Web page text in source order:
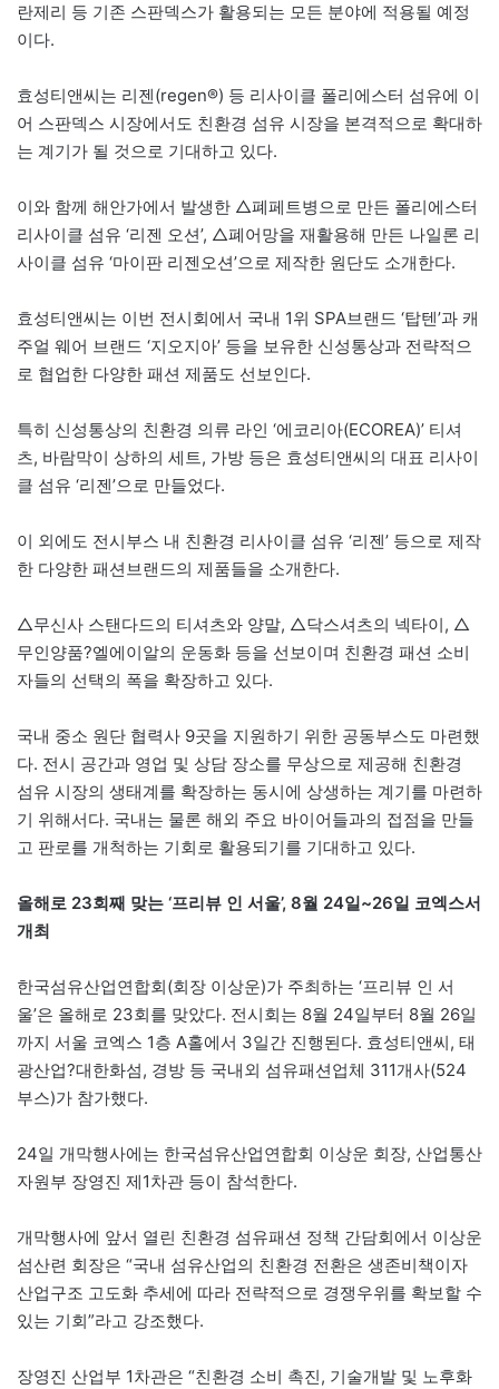
란제리 등 기존 스판덱스가 활용되는 모든 분야에 적용될 예정
이다.
효성티앤씨는 리젠(regen®) 등 리사이클 폴리에스터 섬유에 이
어 스판덱스 시장에서도 친환경 섬유 시장을 본격적으로 확대하
는 계기가 될 것으로 기대하고 있다.
이와 함께 해안가에서 발생한 △폐페트병으로 만든 폴리에스터
리사이클 섬유 ‘리젠 오션’, △폐어망을 재활용해 만든 나일론 리
사이클 섬유 ‘마이판 리젠오션’으로 제작한 원단도 소개한다.
효성티앤씨는 이번 전시회에서 국내 1위 SPA브랜드 ‘탑텐’과 캐
주얼 웨어 브랜드 ‘지오지아’ 등을 보유한 신성통상과 전략적으
로 협업한 다양한 패션 제품도 선보인다.
특히 신성통상의 친환경 의류 라인 ‘에코리아(ECOREA)’ 티셔
츠, 바람막이 상하의 세트, 가방 등은 효성티앤씨의 대표 리사이
클 섬유 ‘리젠’으로 만들었다.
이 외에도 전시부스 내 친환경 리사이클 섬유 ‘리젠’ 등으로 제작
한 다양한 패션브랜드의 제품들을 소개한다.
△무신사 스탠다드의 티셔츠와 양말, △닥스셔츠의 넥타이, △
무인양품?엘에이알의 운동화 등을 선보이며 친환경 패션 소비
자들의 선택의 폭을 확장하고 있다.
국내 중소 원단 협력사 9곳을 지원하기 위한 공동부스도 마련했
다. 전시 공간과 영업 및 상담 장소를 무상으로 제공해 친환경
섬유 시장의 생태계를 확장하는 동시에 상생하는 계기를 마련하
기 위해서다. 국내는 물론 해외 주요 바이어들과의 접점을 만들
고 판로를 개척하는 기회로 활용되기를 기대하고 있다.
올해로 23회째 맞는 ‘프리뷰 인 서울’, 8월 24일~26일 코엑스서
개최
한국섬유산업연합회(회장 이상운)가 주최하는 ‘프리뷰 인 서
울’은 올해로 23회를 맞았다. 전시회는 8월 24일부터 8월 26일
까지 서울 코엑스 1층 A홀에서 3일간 진행된다. 효성티앤씨, 태
광산업?대한화섬, 경방 등 국내외 섬유패션업체 311개사(524
부스)가 참가했다.
24일 개막행사에는 한국섬유산업연합회 이상운 회장, 산업통산
자원부 장영진 제1차관 등이 참석한다.
개막행사에 앞서 열린 친환경 섬유패션 정책 간담회에서 이상운
섬산련 회장은 “국내 섬유산업의 친환경 전환은 생존비책이자
산업구조 고도화 추세에 따라 전략적으로 경쟁우위를 확보할 수
있는 기회”라고 강조했다.
장영진 산업부 1차관은 “친환경 소비 촉진, 기술개발 및 노후화